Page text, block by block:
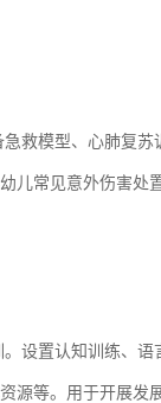
救模型、心肺复
儿常见意外伤害处
设置认知训练、
源等。用于开展发